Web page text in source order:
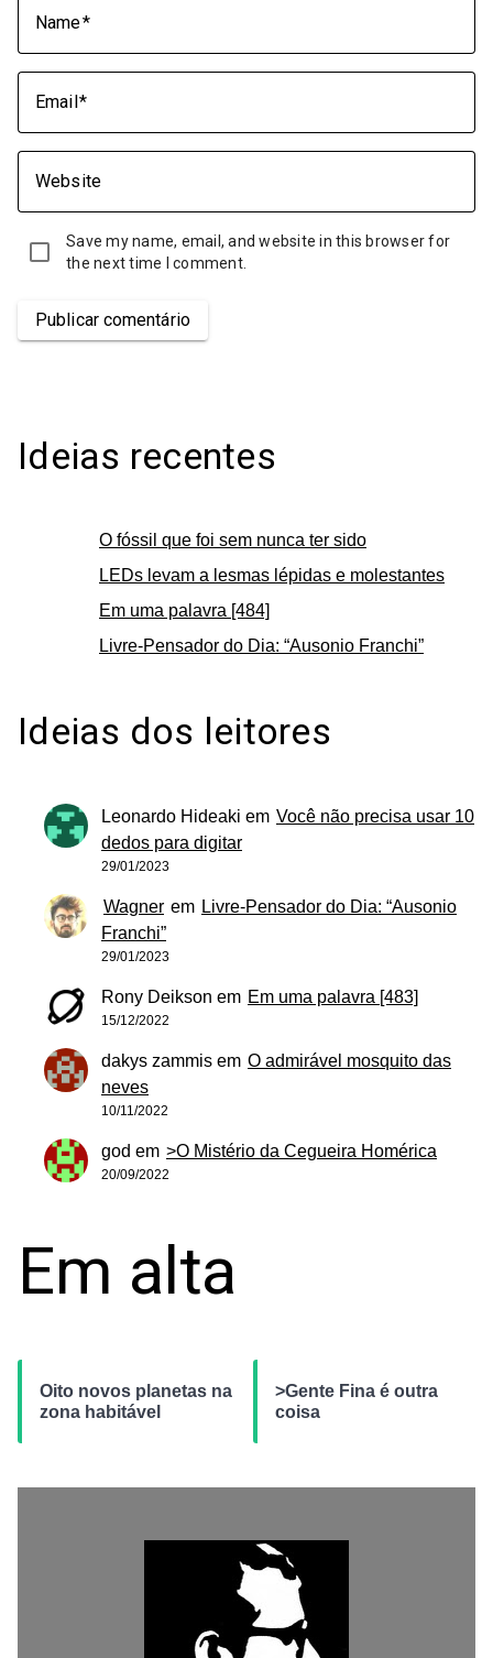
Name
Email
Website
Save my name, email, and website in this browser for
the next time I comment.
Publicar comentário
Ideias recentes
O fóssil que foi sem nunca ter sido
LEDs levam a lesmas lépidas e molestantes
Em uma palavra [484]
Livre-Pensador do Dia: “Ausonio Franchi”
Ideias dos leitores
Leonardo Hideaki em Você não precisa usar 10
dedos para digitar
29/01/2023
Wagner em Livre-Pensador do Dia: “Ausonio
Franchi”
29/01/2023
Rony Deikson em Em uma palavra [483]
15/12/2022
dakys zammis em O admirável mosquito das
neves
10/11/2022
god em >O Mistério da Cegueira Homérica
20/09/2022
Em alta
Oito novos planetas na
zona habitável
>Gente Fina é outra
coisa